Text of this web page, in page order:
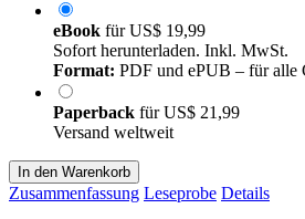
eBook fürUS$ 19,99
Sofort herunterladen. Inkl. MwSt.
Format: PDF und ePUB – für alle
Paperback fürUS$ 21,99
Versand weltweit
In den Warenkorb
Zusammenfassung Leseprobe Details